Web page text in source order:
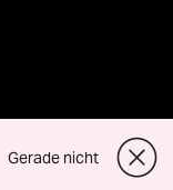
Gerade nicht